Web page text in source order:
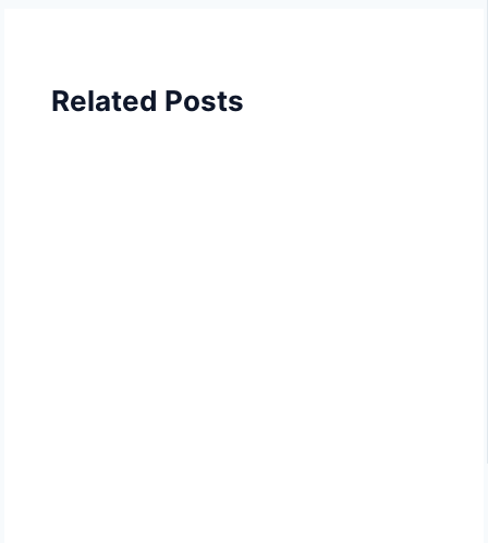
Related Posts